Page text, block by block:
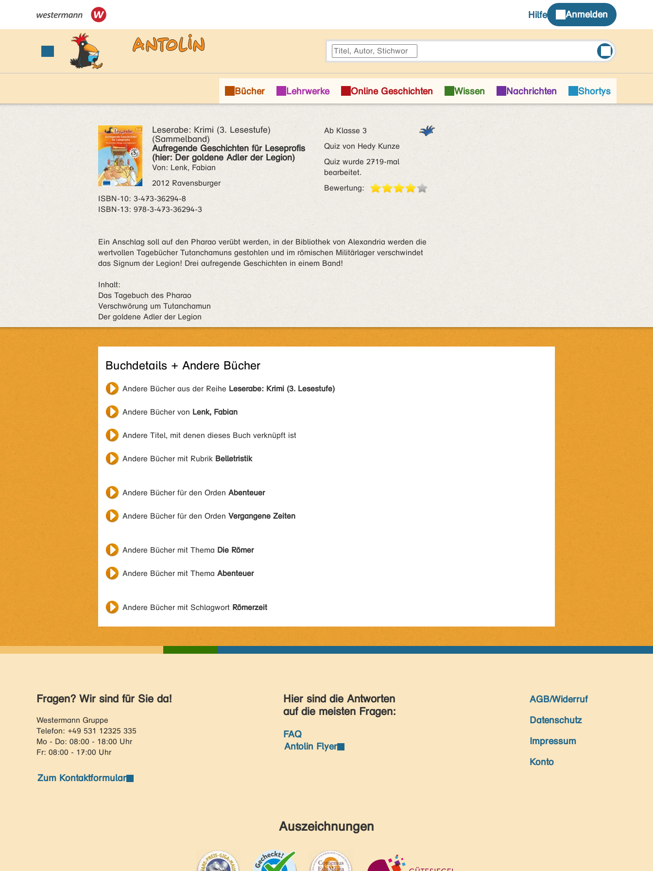
Leserabe: Krimi (3. Lesestufe)
(Sammelband)
Aufregende Geschichten für Leseprofis
(hier: Der goldene Adler der Legion)
Von: Lenk, Fabian
2012 Ravensburger
ISBN‑10: 3-473-36294-8
ISBN‑13: 978-3-473-36294-3
Ab Klasse 3
Quiz von Hedy Kunze
Quiz wurde 2719-mal
bearbeitet.
Bewertung:
Ein Anschlag soll auf den Pharao verübt werden, in der Bibliothek von Alexandria werden die
wertvollen Tagebücher Tutanchamuns gestohlen und im römischen Militärlager verschwindet
das Signum der Legion! Drei aufregende Geschichten in einem Band!
Inhalt:
Das Tagebuch des Pharao
Verschwörung um Tutanchamun
Der goldene Adler der Legion
Buchdetails + Andere Bücher
Andere Bücher aus der Reihe Leserabe: Krimi (3. Lesestufe)
Andere Bücher von Lenk, Fabian
Andere Titel, mit denen dieses Buch verknüpft ist
Andere Bücher mit Rubrik Belletristik
Andere Bücher für den Orden Abenteuer
Andere Bücher für den Orden Vergangene Zeiten
Andere Bücher mit Thema Die Römer
Andere Bücher mit Thema Abenteuer
Andere Bücher mit Schlagwort Römerzeit